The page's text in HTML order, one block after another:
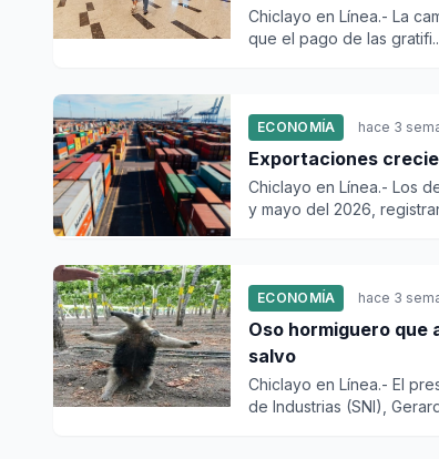
Chiclayo en Línea.- La
que el pago de las
ECONOMÍA hace 3
Exportaciones
Chiclayo en Línea.- Los
y mayo del 2026,
ECONOMÍA hace 3
Oso hormiguero que
salvo
Chiclayo en Línea.- El
de Industrias (SNI),